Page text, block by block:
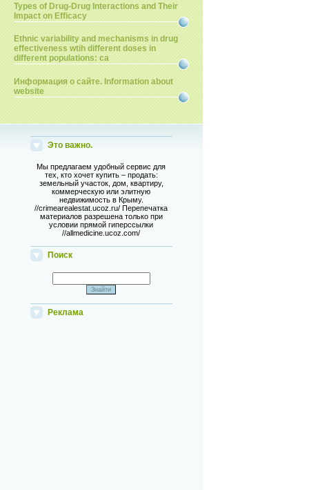
Types of Drug-Drug Interactions and Their
Impact on Efficacy
Ethnic variability and mechanisms in drug
effectiveness wtih different doses in
different populations: ca
Информация о сайте. Information about
website
Это важно.
Мы предлагаем удобный сервис для
тех, кто хочет купить – продать:
земельный участок, дом, квартиру,
коммерческую или элитную
недвижимость в Крыму.
//crimearealestat.ucoz.ru/ Перепечатка
материалов разрешена только при
условии прямой гиперссылки
//allmedicine.ucoz.com/
Поиск
Реклама